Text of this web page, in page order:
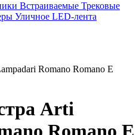
Встраиваемые Трековые
Уличное LED-лента
Romano Romano E
Arti